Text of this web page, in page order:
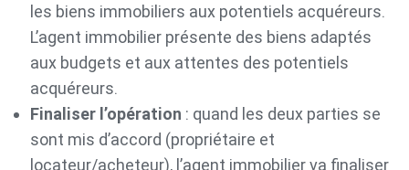
les biens immobiliers aux potentiels acquéreurs.
L’agent immobilier présente des biens adaptés
aux budgets et aux attentes des potentiels
acquéreurs.
Finaliser l’opération : quand les deux parties se
sont mis d’accord (propriétaire et
locateur/acheteur), l’agent immobilier va finaliser